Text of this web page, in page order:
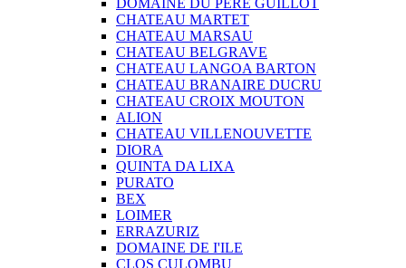
DOMAINE DU PERE GUILLOT
CHATEAU MARTET
CHATEAU MARSAU
CHATEAU BELGRAVE
CHATEAU LANGOA BARTON
CHATEAU BRANAIRE DUCRU
CHATEAU CROIX MOUTON
ALION
CHATEAU VILLENOUVETTE
DIORA
QUINTA DA LIXA
PURATO
BEX
LOIMER
ERRAZURIZ
DOMAINE DE I'ILE
CLOS CULOMBU